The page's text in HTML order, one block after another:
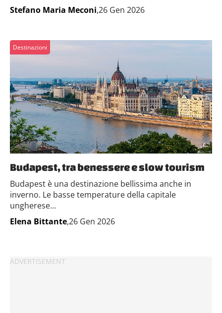
Stefano Maria Meconi,26 Gen 2026
Destinazioni
Budapest, tra benessere e slow tourism
Budapest è una destinazione bellissima anche in
inverno. Le basse temperature della capitale
ungherese...
Elena Bittante,26 Gen 2026